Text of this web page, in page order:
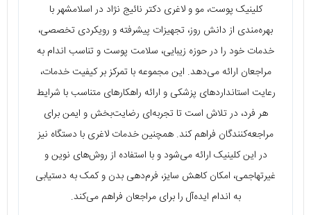
کلینیک پوست، مو و لاغری دکتر نائیج نژاد در اسلامشهر با
بهره‌مندی از دانش روز، تجهیزات پیشرفته و رویکردی تخصصی،
خدمات خود را در حوزه زیبایی، سلامت پوست و تناسب اندام به
مراجعان ارائه می‌دهد. این مجموعه با تمرکز بر کیفیت خدمات،
رعایت استانداردهای پزشکی و ارائه راهکارهای متناسب با شرایط
هر فرد، در تلاش است تا تجربه‌ای رضایت‌بخش و ایمن برای
مراجعه‌کنندگان فراهم کند. همچنین خدمات لاغری با دستگاه نیز
در این کلینیک ارائه می‌شود و با استفاده از روش‌های نوین و
غیرتهاجمی، امکان کاهش سایز، فرم‌دهی بدن و کمک به دستیابی
به اندام ایده‌آل را برای مراجعان فراهم می‌کند.